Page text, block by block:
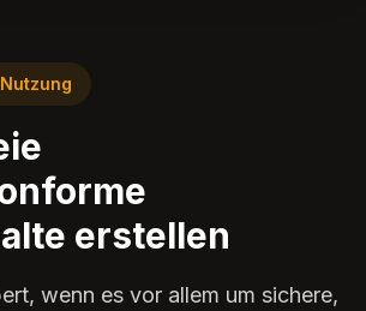
erstellen
wenn es vor allem um sichere,